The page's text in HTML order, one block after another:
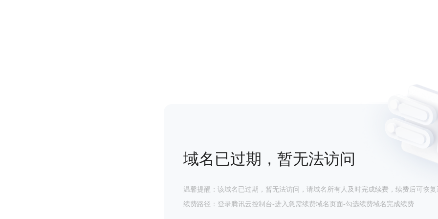
域名已过期，暂无法访问
温馨提醒：该域名已过期，暂无法访问，请域名所有人及时完成续费，续费后可恢复
续费路径：登录腾讯云控制台-进入急需续费域名页面-勾选续费域名完成续费